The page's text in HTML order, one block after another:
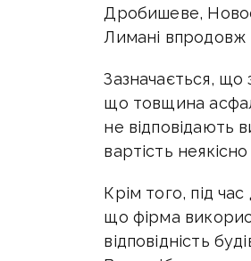
Дробишеве,
Лимані впродовж
Зазначається, що
що товщина
не відповідають
вартість
Крім того, під
що фірма
відповідність